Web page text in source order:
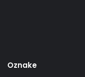
Oznake